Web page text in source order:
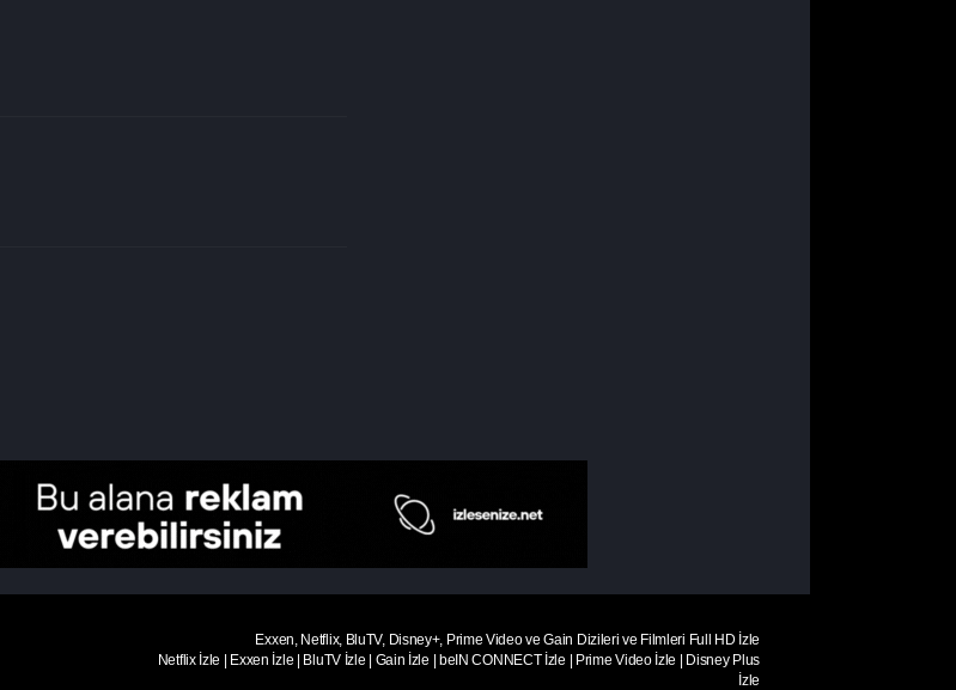
Exxen, Netflix, BluTV, Disney+, Prime Video ve Gain Dizileri ve Filmleri Full HD İzle
Netflix İzle
Exxen İzle BluTV İzle Gain İzle beIN CONNECT İzle Prime Video İzle
Disney Plus
İzle